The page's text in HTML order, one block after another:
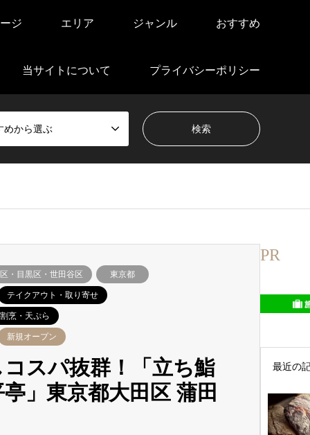
ジ エリア ジャンル おすすめ
当サイトについて プライバシーポリシー
めから選ぶ
・目黒区・世田谷区 東京都
テイクアウト・取り寄せ
烹・天ぷら
新規オープン
スパ抜群！「立ち鮨
」東京都大田区 蒲田
PR
最近の